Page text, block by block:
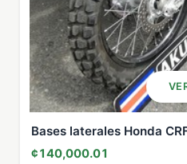
Bases laterales Honda
¢140,000.01